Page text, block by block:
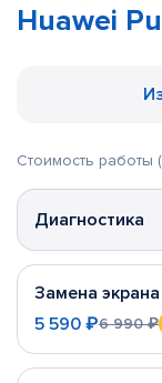
Huawei
Стоимость работы
Диагностика
Замена экрана
5 590 ₽6 990 ₽